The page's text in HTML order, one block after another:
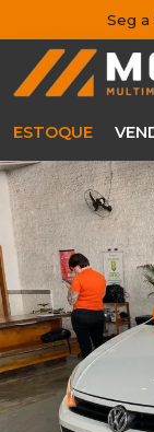
Seg a
ESTOQUE